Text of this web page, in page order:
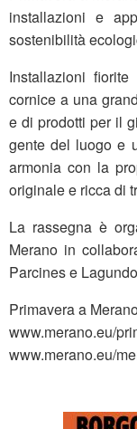
installazioni e
sostenibilità
Installazioni
cornice a una
e di prodotti per il
gente del luogo e
armonia con la
originale e ricca di
La rassegna è
Merano in
Parcines e
Primavera a
www.merano.eu/
www.merano.eu/